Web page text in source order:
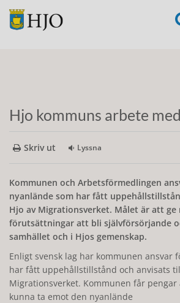
Hjo kommuns arbete
Skriv ut Lyssna
Kommunen och Arbetsförmedlingen
nyanlände som har fått
Hjo av Migrationsverket. Målet är att ge
förutsättningar att bli självförsörjande
samhället och i Hjos gemenskap.
Enligt svensk lag har kommunen ansvar
har fått uppehållstillstånd och anvisats
Migrationsverket. Kommunen får
kunna ta emot den nyanlände